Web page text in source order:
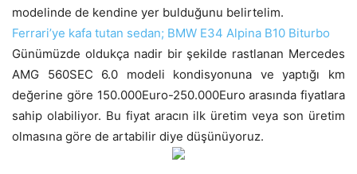
modelinde de kendine yer bulduğunu belirtelim.
Ferrari’ye kafa tutan sedan; BMW E34 Alpina B10 Biturbo
Günümüzde oldukça nadir bir şekilde rastlanan Mercedes
AMG 560SEC 6.0 modeli kondisyonuna ve yaptığı km
değerine göre 150.000Euro-250.000Euro arasında fiyatlara
sahip olabiliyor. Bu fiyat aracın ilk üretim veya son üretim
olmasına göre de artabilir diye düşünüyoruz.